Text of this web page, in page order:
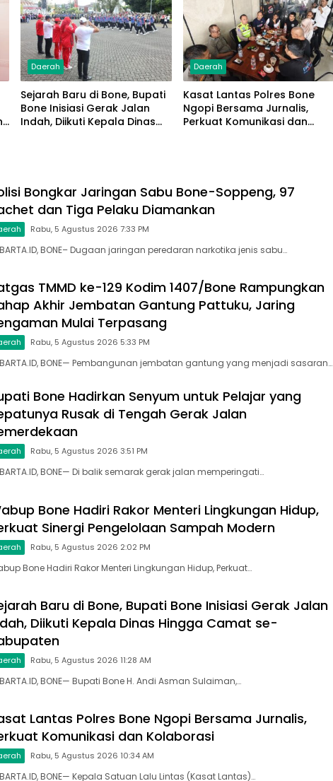
Daerah
Sejarah Baru di Bone, Bupati
Bone Inisiasi Gerak Jalan
Indah, Diikuti Kepala Dinas
Daerah
Kasat Lantas Polres Bone
Ngopi Bersama Jurnalis,
Perkuat Komunikasi dan
Bongkar Jaringan Sabu Bone-Soppeng, 97
dan Tiga Pelaku Diamankan
Rabu, 5 Agustus 2026 7:33 PM
BONE– Dugaan jaringan peredaran narkotika jenis sabu…
TMMD ke-129 Kodim 1407/Bone Rampungkan
Akhir Jembatan Gantung Pattuku, Jaring
Mulai Terpasang
Rabu, 5 Agustus 2026 5:33 PM
BONE— Pembangunan jembatan gantung yang menjadi sasaran…
Bone Hadirkan Senyum untuk Pelajar yang
Rusak di Tengah Gerak Jalan
Rabu, 5 Agustus 2026 3:51 PM
BONE— Di balik semarak gerak jalan memperingati…
Bone Hadiri Rakor Menteri Lingkungan Hidup,
Sinergi Pengelolaan Sampah Modern
Rabu, 5 Agustus 2026 2:02 PM
Bone Hadiri Rakor Menteri Lingkungan Hidup, Perkuat…
Baru di Bone, Bupati Bone Inisiasi Gerak Jalan
Diikuti Kepala Dinas Hingga Camat se-
Rabu, 5 Agustus 2026 11:28 AM
BONE— Bupati Bone H. Andi Asman Sulaiman,…
Lantas Polres Bone Ngopi Bersama Jurnalis,
Komunikasi dan Kolaborasi
Rabu, 5 Agustus 2026 10:34 AM
BONE— Kepala Satuan Lalu Lintas (Kasat Lantas)…